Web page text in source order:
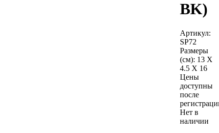
BK)
Артикул:
SP72
Размеры
(см): 13 X
4.5 X 16
Цены
доступны
после
Нет в
наличии